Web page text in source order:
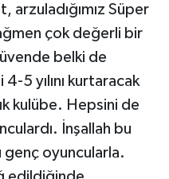
arzuladığımız Süper
çok değerli bir
belki de
5 yılını kurtaracak
kulübe. Hepsini de
İnşallah bu
oyuncularla.